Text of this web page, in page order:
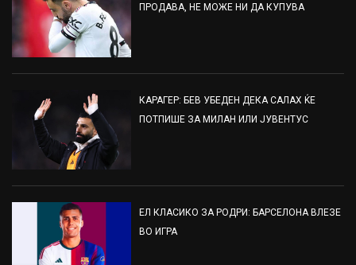
ПРОДАВА, НЕ МОЖЕ НИ ДА КУПУВА
КАРАГЕР: БЕВ УБЕДЕН ДЕКА САЛАХ ЌЕ
ПОТПИШЕ ЗА МИЛАН ИЛИ ЈУВЕНТУС
ЕЛ КЛАСИКО ЗА РОДРИ: БАРСЕЛОНА ВЛЕЗЕ
ВО ИГРА